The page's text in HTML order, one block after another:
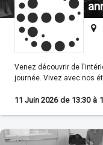
Venez découvrir de
journée. Vivez avec nos étudiants leur quotidien en cours pour vous
11 Juin 2026 de 13:30 à